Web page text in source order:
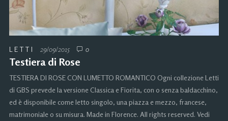
LETTI 29/09/2015 0
Testiera di Rose
TESTIERA DI ROSE CON LUMETTO ROMANTICO Ogni collezione Letti
di GBS prevede la versione Classica e Fiorita, con o senza baldacchino,
ed è disponibile come letto singolo, una piazza e mezzo, francese,
matrimoniale o su misura. Made in Florence. All rights reserved. Vedi